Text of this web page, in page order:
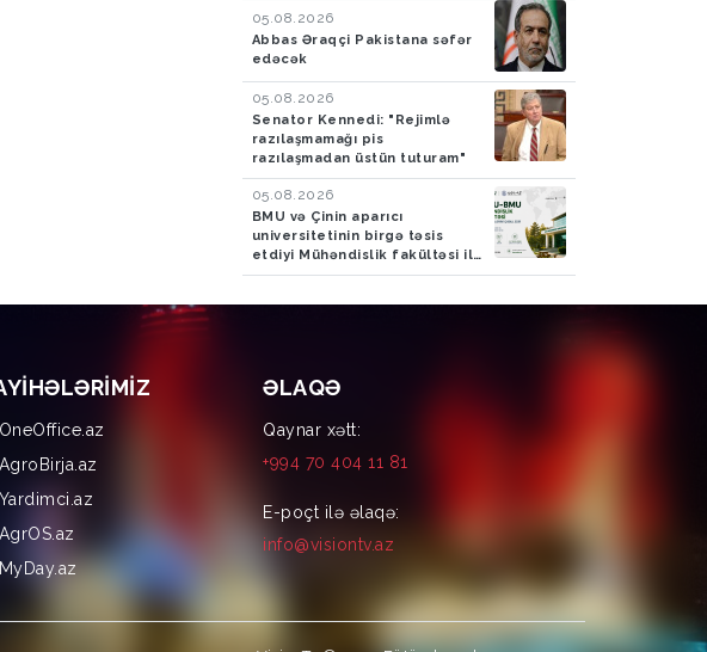
05.08.2026
Abbas Əraqçi Pakistana səfər
edəcək
05.08.2026
Senator Kennedi: "Rejimlə
razılaşmamağı pis
razılaşmadan üstün tuturam"
05.08.2026
BMU və Çinin aparıcı
universitetinin birgə təsis
etdiyi Mühəndislik fakültəsi ilk
tələbələrini qəbul edir
OneOffice.az
AgroBirja.az
Yardimci.az
AgrOS.az
MyDay.az
ƏLAQƏ
Qaynar xətt:
+994 70 404 11 81
E-poçt ilə əlaqə:
info@visiontv.az